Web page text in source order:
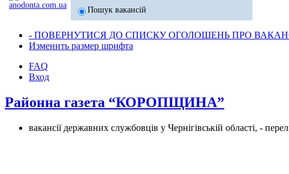
Пошук вакансій
- ПОВЕРНУТИСЯ ДО СПИСКУ ОГОЛОШЕНЬ ПРО
Изменить размер шрифта
FAQ
Вход
Районна газета “КОРОПЩИНА”
вакансії державних службовців у Чернігівській області, -